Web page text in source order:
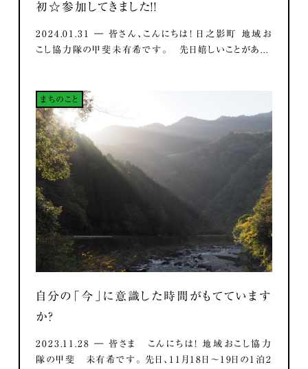
初☆参加してきました！！
2024.01.31 ― 皆さん、こんにちは！ 日之影町 地域お
こし協力隊の甲斐未有希です。 先日嬉しいことがあ...
まちのこと
自分の「今」に意識した時間がもてています
か？
2023.11.28 ― 皆さま こんにちは！ 地域おこし協力
隊の甲斐 未有希です。 先日、11月18日～19日の1泊2